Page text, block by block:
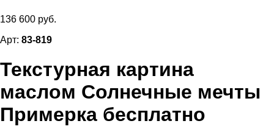
136 600 руб.
Арт: 83-819
Текстурная картина
маслом Солнечные мечты
Примерка бесплатно